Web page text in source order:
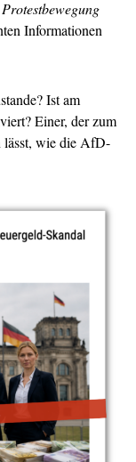
Informationen
Ist am
Einer, der zum
lässt, wie die AfD-